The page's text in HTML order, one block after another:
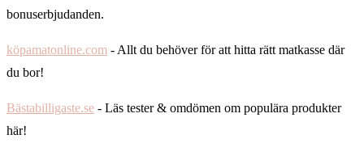
bonuserbjudanden.
köpamatonline.com - Allt du behöver för att hitta rätt matkasse där
du bor!
Bästabilligaste.se - Läs tester & omdömen om populära produkter
här!